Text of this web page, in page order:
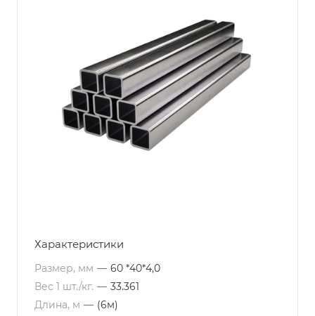
Характеристики
Размер, мм — 60 *40*4,0
Вес 1 шт./кг. — 33.361
Длина, м — (6м)